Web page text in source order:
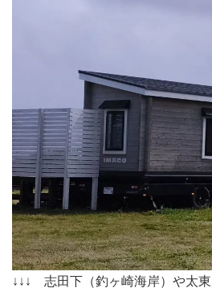
↓↓↓ 志田下（釣ヶ崎海岸）や太